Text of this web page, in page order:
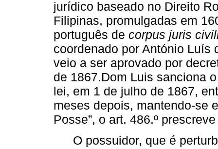
jurídico baseado no Direito
Filipinas, promulgadas em
português de corpus juris
coordenado por António Luís
veio a ser aprovado por
de 1867.Dom Luis sanciona
lei, em 1 de julho de 1867,
meses depois, mantendo-se
Posse”, o art. 486.º
O possuidor, que é